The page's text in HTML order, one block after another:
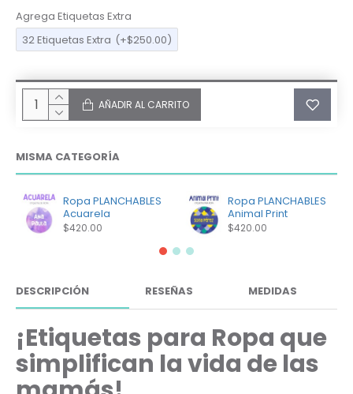
Agrega Etiquetas Extra
32 Etiquetas Extra (+$250.00)
AÑADIR AL CARRITO
MISMA CATEGORÍA
Ropa PLANCHABLES
Acuarela
$420.00
Ropa PLANCHABLES
Animal Print
$420.00
DESCRIPCIÓN RESEÑAS MEDIDAS
¡Etiquetas para Ropa que
simplifican la vida de las